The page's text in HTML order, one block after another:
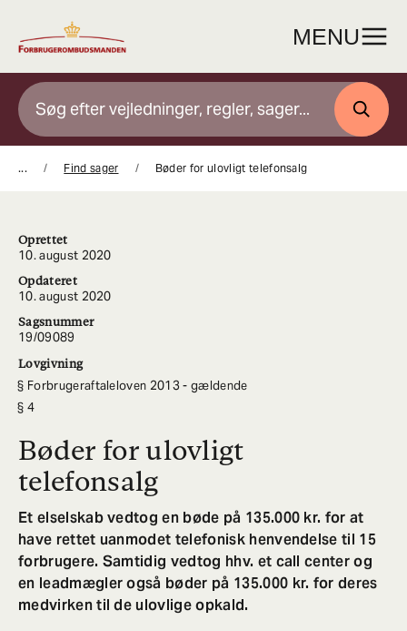
indhold
MENU
SØG
... Find sager Bøder for ulovligt telefonsalg
Oprettet
10. august 2020
Opdateret
10. august 2020
Sagsnummer
19/09089
Lovgivning
Forbrugeraftaleloven 2013 - gældende
4
Bøder for ulovligt
telefonsalg
Et elselskab vedtog en bøde på 135.000 kr. for at
have rettet uanmodet telefonisk henvendelse til 15
forbrugere. Samtidig vedtog hhv. et call center og
en leadmægler også bøder på 135.000 kr. for deres
medvirken til de ulovlige opkald.